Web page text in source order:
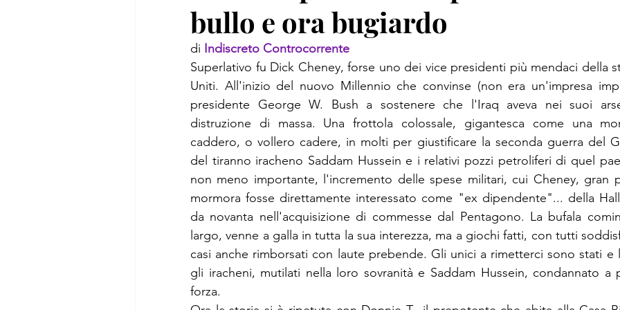
bullo e ora bugiardo
di Indiscreto Controcorrente
Superlativo fu Dick Cheney, forse uno dei vice presidenti più mendaci della
Uniti. All'inizio del nuovo Millennio che convinse (non era un'impresa
presidente George W. Bush a sostenere che l'Iraq aveva nei suoi
distruzione di massa. Una frottola colossale, gigantesca come una
caddero, o vollero cadere, in molti per giustificare la seconda guerra del
del tiranno iracheno Saddam Hussein e i relativi pozzi petroliferi di quel
non meno importante, l'incremento delle spese militari, cui Cheney, gran
mormora fosse direttamente interessato come "ex dipendente"... della
da novanta nell'acquisizione di commesse dal Pentagono. La bufala
largo, venne a galla in tutta la sua interezza, ma a giochi fatti, con tutti
casi anche rimborsati con laute prebende. Gli unici a rimetterci sono stati
gli iracheni, mutilati nella loro sovranità e Saddam Hussein, condannato a
forza.